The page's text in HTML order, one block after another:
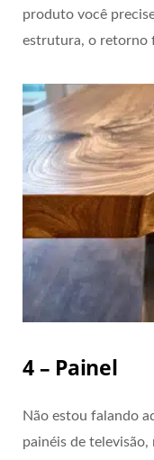
produto você
estrutura, o retorno
4 – Painel
Não estou falando
painéis de